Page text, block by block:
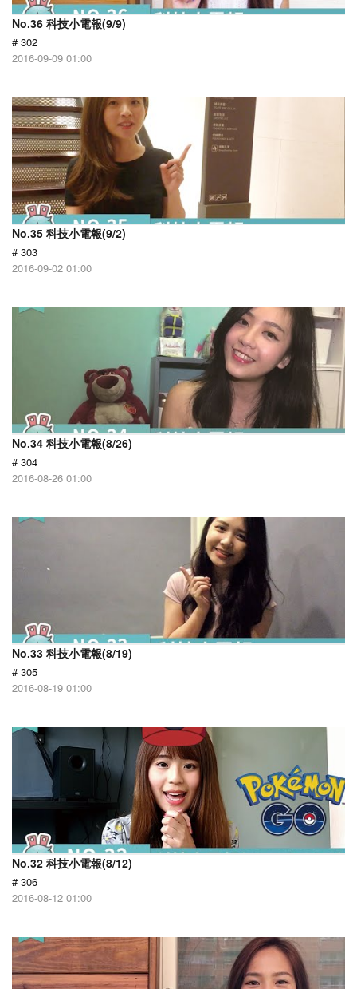
No.36 科技小電報(9/9)
# 302
2016-09-09 01:00
No.35 科技小電報(9/2)
# 303
2016-09-02 01:00
No.34 科技小電報(8/26)
# 304
2016-08-26 01:00
No.33 科技小電報(8/19)
# 305
2016-08-19 01:00
No.32 科技小電報(8/12)
# 306
2016-08-12 01:00